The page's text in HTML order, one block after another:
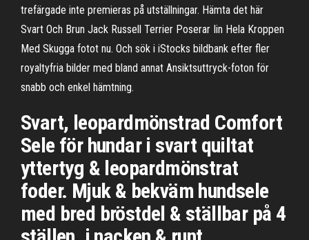
trefärgade inte premieras på utställningar. Hämta det här
Svart Och Brun Jack Russell Terrier Poserar Iin Hela Kroppen
Med Skugga fotot nu. Och sök i iStocks bildbank efter fler
royaltyfria bilder med bland annat Ansiktsuttryck-foton för
snabb och enkel hämtning.
Svart, leopardmönstrad Comfort
Sele för hundar i svart quiltat
yttertyg & leopardmönstrat
foder. Mjuk & bekväm hundsele
med bred bröstdel & ställbar på 4